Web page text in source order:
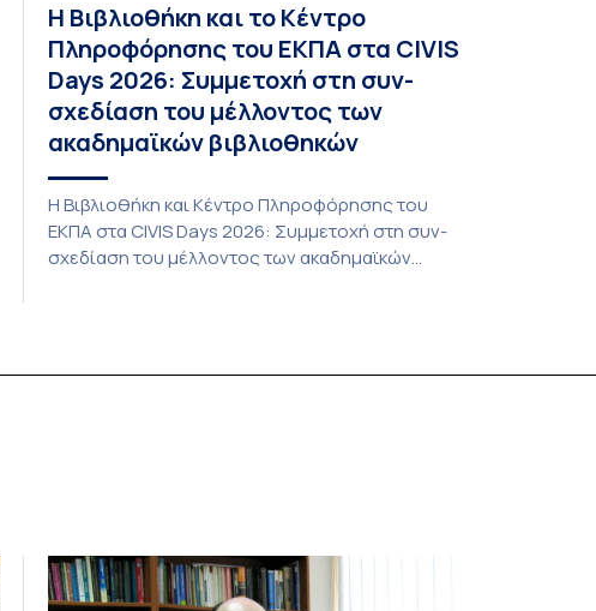
Η Βιβλιοθήκη και το Κέντρο
Πληροφόρησης του ΕΚΠΑ στα CIVIS
Days 2026: Συμμετοχή στη συν-
σχεδίαση του μέλλοντος των
ακαδημαϊκών βιβλιοθηκών
Η Βιβλιοθήκη και Κέντρο Πληροφόρησης του
ΕΚΠΑ στα CIVIS Days 2026: Συμμετοχή στη συν-
σχεδίαση του μέλλοντος των ακαδημαϊκών